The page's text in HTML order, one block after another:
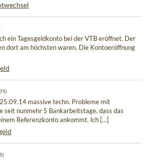
ein Tagesgeldkonto bei der VTB eröffnet. Der
dort am höchsten waren. Die Kontoeröffnung
massive techn. Probleme mit
seit nunmehr 5 Bankarbeitstage, dass das
Referenzkonto ankommt. Ich [...]